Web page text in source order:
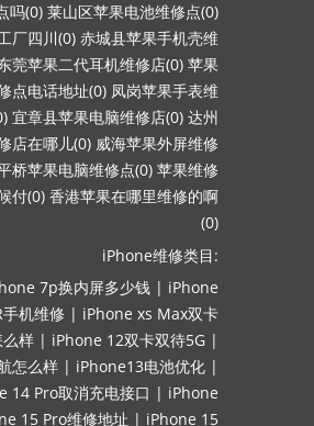
吗(0) 莱山区苹果电池维修点(0)
厂四川(0) 赤城县苹果手机壳维
莞苹果二代耳机维修店(0) 苹果
点电话地址(0) 凤岗苹果手表维
宜章县苹果电脑维修店(0) 达州
店在哪儿(0) 威海苹果外屏维修
桥苹果电脑维修点(0) 苹果维修
付(0) 香港苹果在哪里维修的啊
(0)
iPhone维修类目:
7p换内屏多少钱 | iPhone
机维修 | iPhone xs Max双卡
么样 | iPhone 12双卡双待5G |
怎么样 | iPhone13电池优化 |
14 Pro取消充电接口 | iPhone
15 Pro维修地址 | iPhone 15